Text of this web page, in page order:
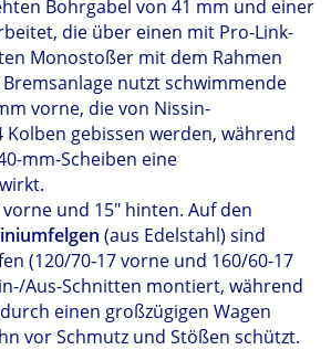
Bohrgabel von 41 mm und einer
die über einen mit Pro-Link-
Monostoßer mit dem Rahmen
nutzt schwimmende
vorne, die von Nissin-
Kolben gebissen werden, während
mm-Scheiben eine
und 15" hinten. Auf den
(aus Edelstahl) sind
(120/70‐17 vorne und 160/60-17
Aus-Schnitten montiert, während
durch einen großzügigen Wagen
vor Schmutz und Stößen schützt.